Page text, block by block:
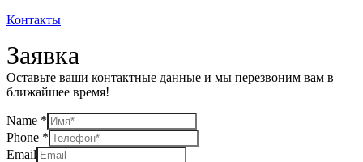
Контакты
Заявка
Оставьте ваши контактные данные и мы перезвоним вам в
ближайшее время!
Name *
Phone *
Email